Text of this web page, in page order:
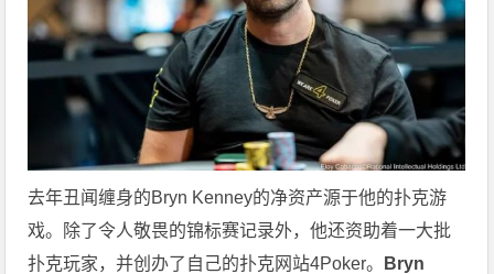
去年丑闻缠身的Bryn Kenney的净资产源于他的扑克游
戏。除了令人敬畏的锦标赛记录外，他还资助着一大批
扑克玩家，并创办了自己的扑克网站4Poker。
Bryn